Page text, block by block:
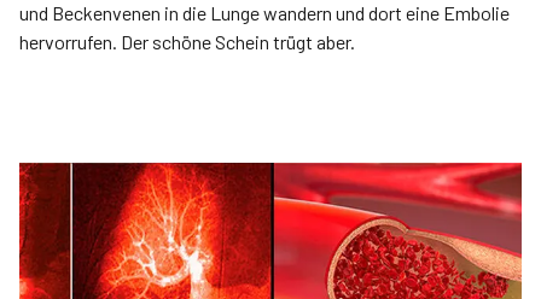
und Beckenvenen in die Lunge wandern und dort eine Embolie
hervorrufen. Der schöne Schein trügt aber.